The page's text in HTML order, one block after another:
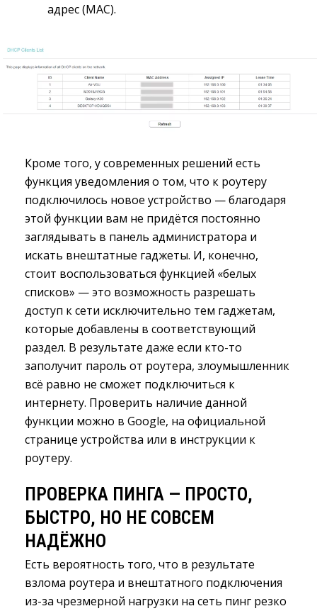
адрес (MAC).
Кроме того, у современных решений есть
функция уведомления о том, что к роутеру
подключилось новое устройство — благодаря
этой функции вам не придётся постоянно
заглядывать в панель администратора и
искать внештатные гаджеты. И, конечно,
стоит воспользоваться функцией «белых
списков» — это возможность разрешать
доступ к сети исключительно тем гаджетам,
которые добавлены в соответствующий
раздел. В результате даже если кто-то
заполучит пароль от роутера, злоумышленник
всё равно не сможет подключиться к
интернету. Проверить наличие данной
функции можно в Google, на официальной
странице устройства или в инструкции к
роутеру.
ПРОВЕРКА ПИНГА — ПРОСТО,
БЫСТРО, НО НЕ СОВСЕМ
НАДЁЖНО
Есть вероятность того, что в результате
взлома роутера и внештатного подключения
из-за чрезмерной нагрузки на сеть пинг резко